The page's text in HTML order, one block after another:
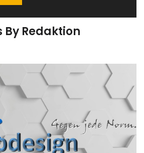
By Redaktion